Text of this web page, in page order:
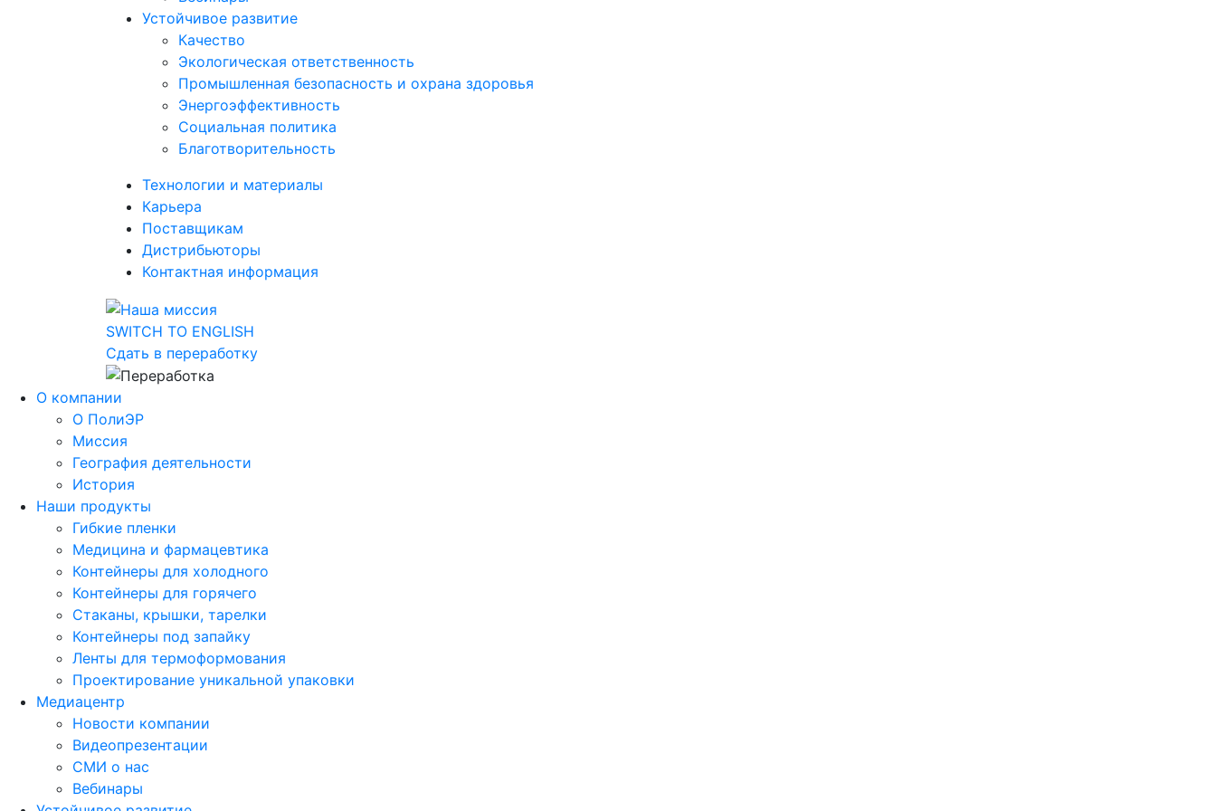
Устойчивое развитие
Качество
Экологическая ответственность
Промышленная безопасность и охрана здоровья
Энергоэффективность
Социальная политика
Благотворительность
Технологии и материалы
Карьера
Поставщикам
Дистрибьюторы
Контактная информация
SWITCH TO ENGLISH
Сдать в переработку
О компании
О ПолиЭР
Миссия
География деятельности
История
Наши продукты
Гибкие пленки
Медицина и фармацевтика
Контейнеры для холодного
Контейнеры для горячего
Стаканы, крышки, тарелки
Контейнеры под запайку
Ленты для термоформования
Проектирование уникальной упаковки
Медиацентр
Новости компании
Видеопрезентации
СМИ о нас
Вебинары